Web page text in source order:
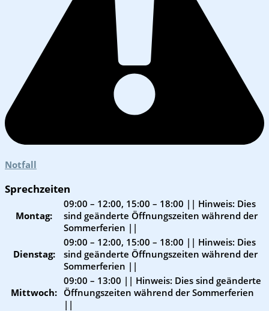
Notfall
Sprechzeiten
Montag:
09:00 – 12:00, 15:00 – 18:00 || Hinweis: Dies
sind geänderte Öffnungszeiten während der
Sommerferien ||
Dienstag:
09:00 – 12:00, 15:00 – 18:00 || Hinweis: Dies
sind geänderte Öffnungszeiten während der
Sommerferien ||
Mittwoch:
09:00 – 13:00 || Hinweis: Dies sind geänderte
Öffnungszeiten während der Sommerferien
||